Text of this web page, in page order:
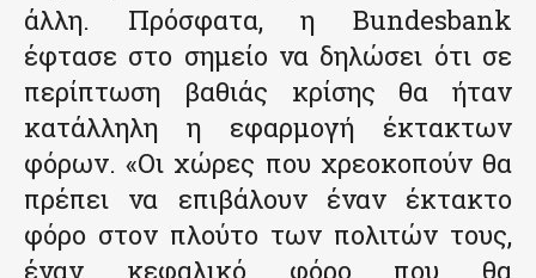
άλλη. Πρόσφατα, η Bundesbank
έφτασε στο σημείο να δηλώσει ότι σε
περίπτωση βαθιάς κρίσης θα ήταν
κατάλληλη η εφαρμογή έκτακτων
φόρων. «Οι χώρες που χρεοκοπούν θα
πρέπει να επιβάλουν έναν έκτακτο
φόρο στον πλούτο των πολιτών τους,
έναν κεφαλικό φόρο που θα